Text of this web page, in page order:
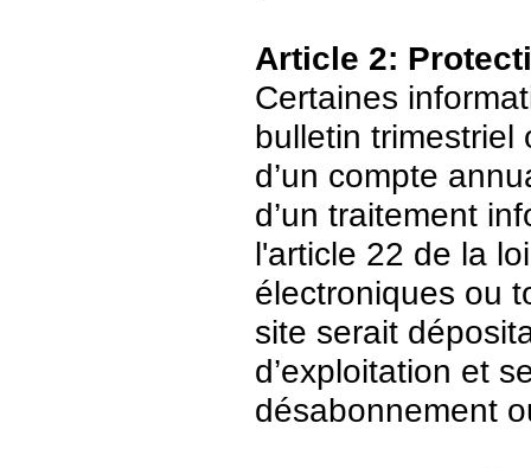
Article 2:
Certaines
bulletin trimestriel
d’un compte
d’un traitement
l'article 22 de la
électroniques ou
site serait
d’exploitation et
désabonnement